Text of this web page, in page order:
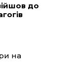
t
A
до
на